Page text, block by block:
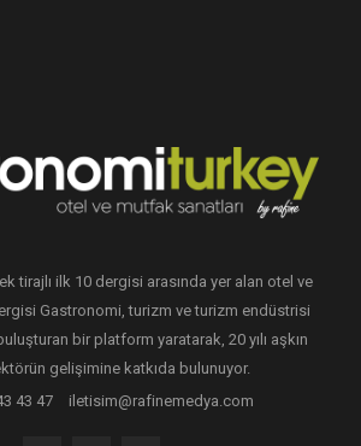
tirajlı ilk 10 dergisi arasında yer alan otel ve
Gastronomi, turizm ve turizm endüstrisi
bir platform yaratarak, 20 yılı aşkın
gelişimine katkıda bulunuyor.
43 47
iletisim@rafinemedya.com